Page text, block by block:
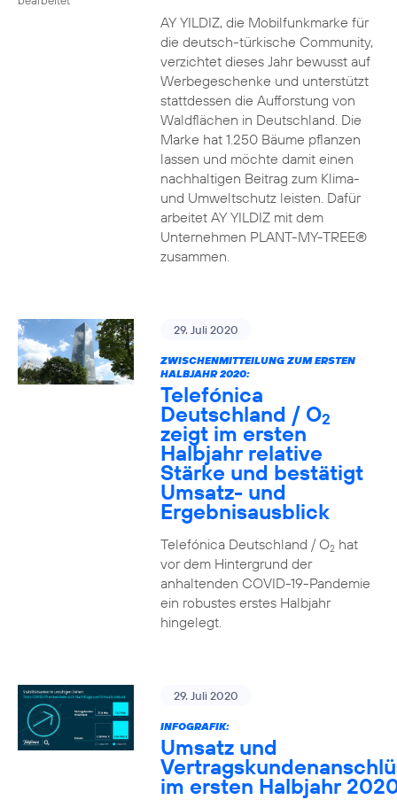
AY YILDIZ, die Mobilfunkmarke für
die deutsch-türkische Community,
verzichtet dieses Jahr bewusst auf
Werbegeschenke und unterstützt
stattdessen die Aufforstung von
Waldflächen in Deutschland. Die
Marke hat 1.250 Bäume pflanzen
lassen und möchte damit einen
nachhaltigen Beitrag zum Klima-
und Umweltschutz leisten. Dafür
arbeitet AY YILDIZ mit dem
Unternehmen PLANT-MY-TREE®
zusammen.
29. Juli 2020
ZWISCHENMITTEILUNG ZUM ERSTEN
HALBJAHR 2020:
Telefónica
Deutschland / O2
zeigt im ersten
Halbjahr relative
Stärke und bestätigt
Umsatz- und
Ergebnisausblick
Telefónica Deutschland / O2hat
vor dem Hintergrund der
anhaltenden COVID-19-Pandemie
ein robustes erstes Halbjahr
hingelegt.
29. Juli 2020
INFOGRAFIK:
Umsatz und
im ersten Halbjahr